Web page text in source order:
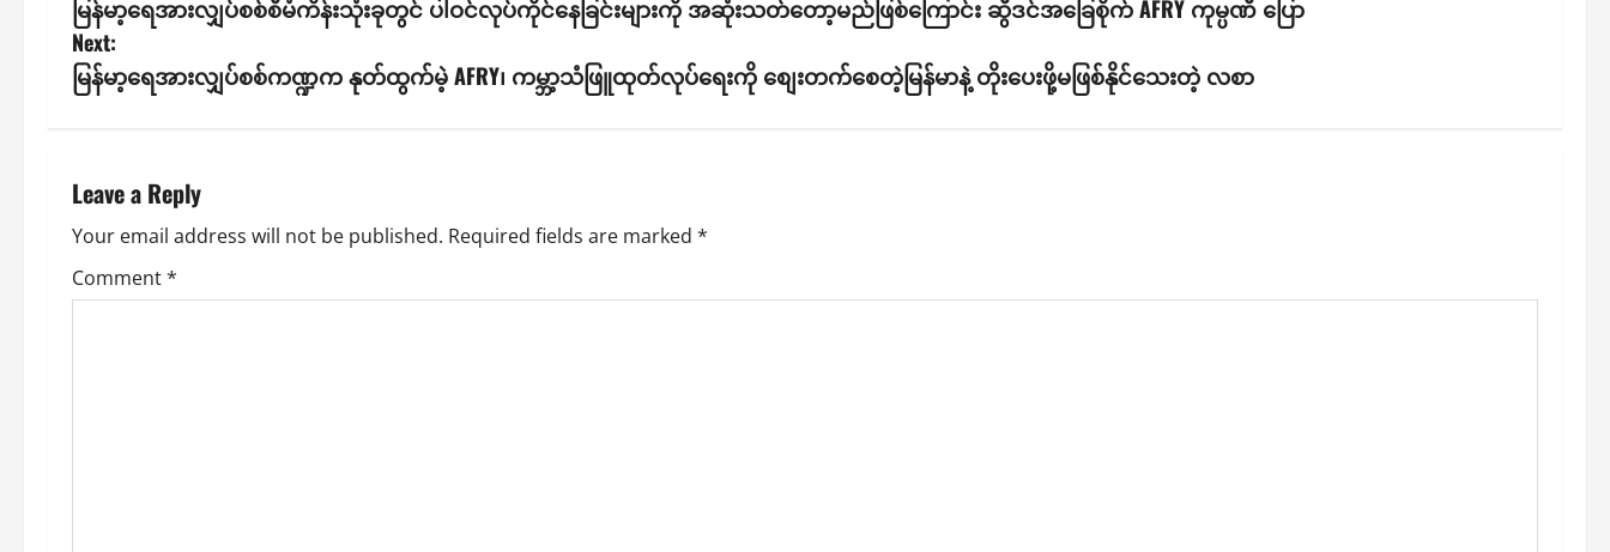
o
s
n
a
v
မြန်မာ့ရေအားလျှပ်စစ်စီမံကိန်းသုံးခုတွင် ပါဝင်လုပ်ကိုင်နေခြင်းများကို အဆုံးသတ်တော့မည်ဖြစ်ကြောင်း ဆွီဒင်အခြေစိုက် AFRY ကုမ္ပဏီ ပြော
Next:
မြန်မာ့ရေအားလျှပ်စစ်ကဏ္ဍက နုတ်ထွက်မဲ့ AFRY၊ ကမ္ဘာ့သံဖြူထုတ်လုပ်ရေးကို စျေးတက်စေတဲ့မြန်မာနဲ့ တိုးပေးဖို့မဖြစ်နိုင်သေးတဲ့ လစာ
Leave a Reply
Your email address will not be published. Required fields are marked *
Comment*